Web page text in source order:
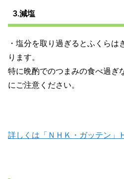
3.減塩
・塩分を取り過ぎるとふくらは
ります。
特に晩酌でのつまみの食べ過ぎ
にご注意ください。
詳しくは「ＮＨＫ・ガッテン」